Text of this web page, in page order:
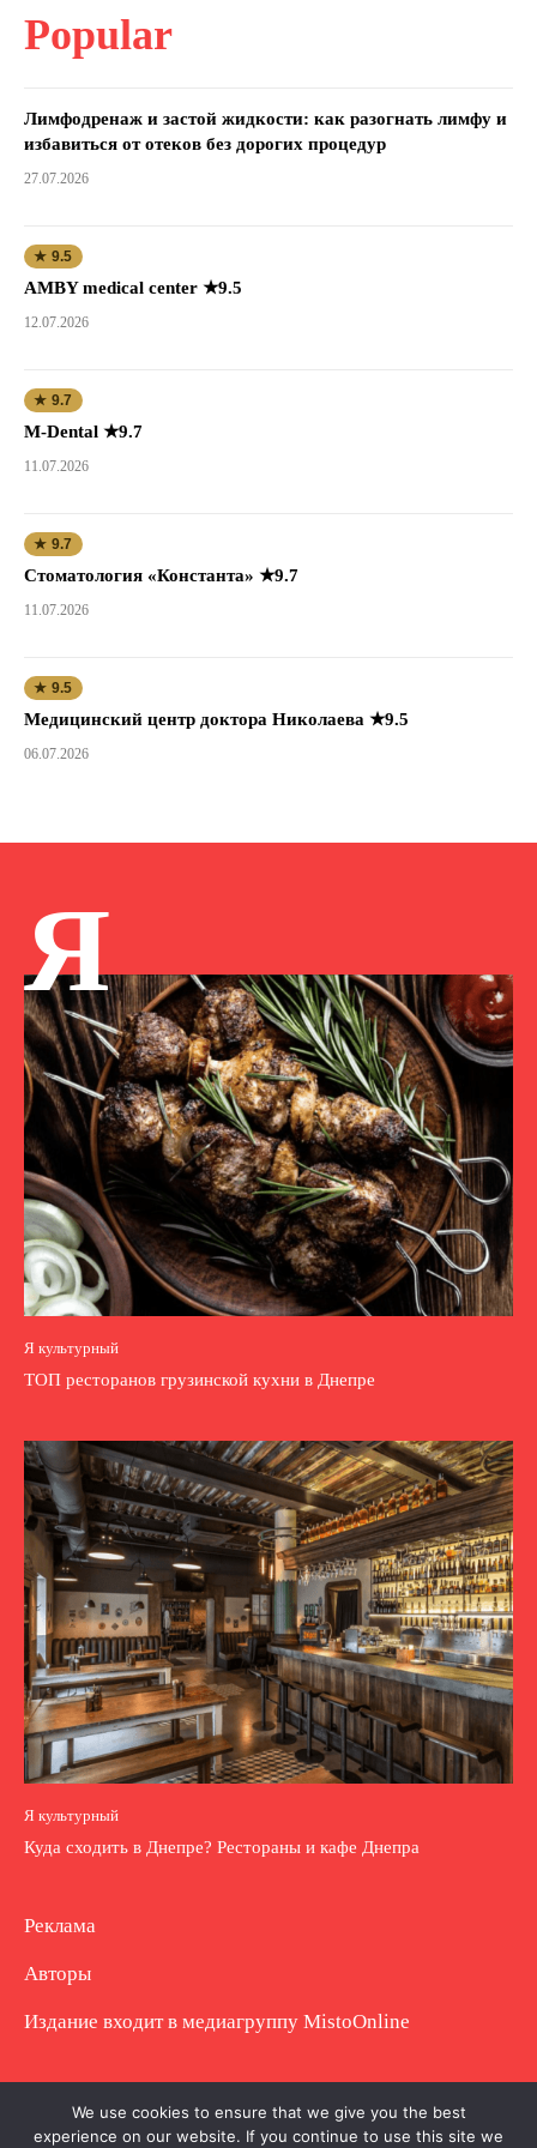
Popular
Лимфодренаж и застой жидкости: как разогнать лимфу и
избавиться от отеков без дорогих процедур
27.07.2026
★ 9.5
AMBY medical center ★9.5
12.07.2026
★ 9.7
M-Dental ★9.7
11.07.2026
★ 9.7
Стоматология «Константа» ★9.7
11.07.2026
★ 9.5
Медицинский центр доктора Николаева ★9.5
06.07.2026
Я
Я культурный
ТОП ресторанов грузинской кухни в Днепре
Я культурный
Куда сходить в Днепре? Рестораны и кафе Днепра
Реклама
Авторы
Издание входит в медиагруппу MistoOnline
Copyright © Полное использование материала
запрещено. Частично разрешено с гиперссылкой.
We use cookies to ensure that we give you the best
experience on our website. If you continue to use this site we